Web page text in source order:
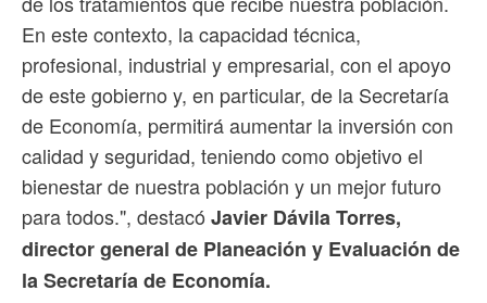
En este contexto, la capacidad técnica,
profesional, industrial y empresarial, con el apoyo
de este gobierno y, en particular, de la Secretaría
de Economía, permitirá aumentar la inversión con
calidad y seguridad, teniendo como objetivo el
bienestar de nuestra población y un mejor futuro
para todos.", destacó Javier Dávila Torres,
director general de Planeación y Evaluación de
la Secretaría de Economía.